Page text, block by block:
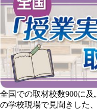
全国での取材校数900に
の学校現場で見聞きした